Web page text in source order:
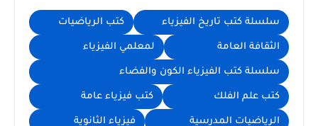
سلسلة كتب تاريخ الفيزياء كتب الرياضيات
الثقافة العامة لمعلمي الفيزياء
سلسلة كتب الفيزياء الكون والفضاء
كتب علم الفلك كتب فيزياء عامة
الرياضيات المدرسية فيزياء الثانوية